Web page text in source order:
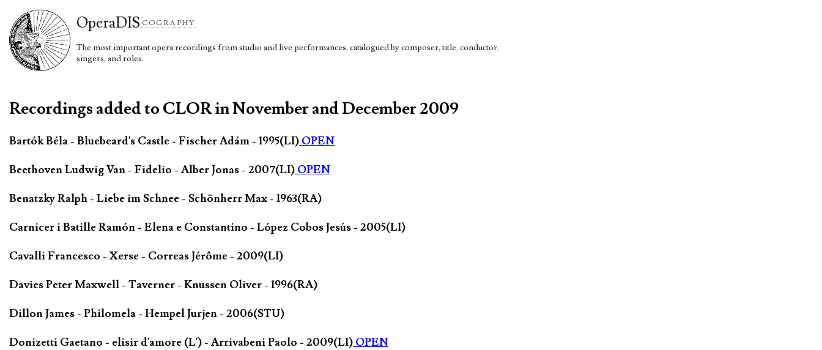
OperaDIS COGRAPHY
The most important opera recordings from studio and live performances, catalogued by composer, title, conductor,
singers, and roles.
Recordings added to CLOR in November and December 2009
Bartók Béla - Bluebeard's Castle - Fischer Adám - 1995(LI) OPEN
Beethoven Ludwig Van - Fidelio - Alber Jonas - 2007(LI) OPEN
Benatzky Ralph - Liebe im Schnee - Schönherr Max - 1963(RA)
Carnicer i Batille Ramón - Elena e Constantino - López Cobos Jesús - 2005(LI)
Cavalli Francesco - Xerse - Correas Jérôme - 2009(LI)
Davies Peter Maxwell - Taverner - Knussen Oliver - 1996(RA)
Dillon James - Philomela - Hempel Jurjen - 2006(STU)
Donizetti Gaetano - elisir d'amore (L') - Arrivabeni Paolo - 2009(LI) OPEN